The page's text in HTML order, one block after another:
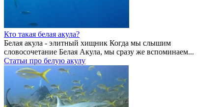
Кто такая белая акула?
Белая акула - элитный хищник Когда мы слышим
словосочетание Белая Акула, мы сразу же вспоминаем...
Статьи про белую акулу